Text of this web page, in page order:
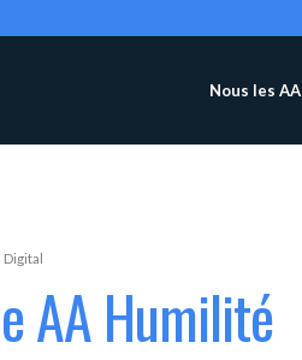
Nous les AA
Digital
AA Humilité